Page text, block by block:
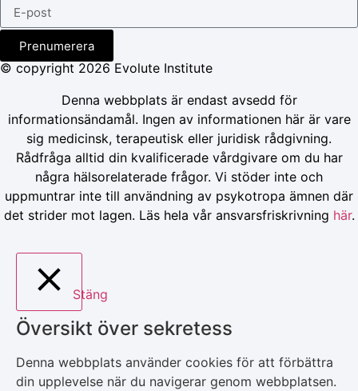
Prenumerera
© copyright 2026 Evolute Institute
Denna webbplats är endast avsedd för
informationsändamål. Ingen av informationen här är vare
sig medicinsk, terapeutisk eller juridisk rådgivning.
Rådfråga alltid din kvalificerade vårdgivare om du har
några hälsorelaterade frågor. Vi stöder inte och
uppmuntrar inte till användning av psykotropa ämnen där
det strider mot lagen. Läs hela vår ansvarsfriskrivning här.
Stäng
Översikt över sekretess
Denna webbplats använder cookies för att förbättra
din upplevelse när du navigerar genom webbplatsen.